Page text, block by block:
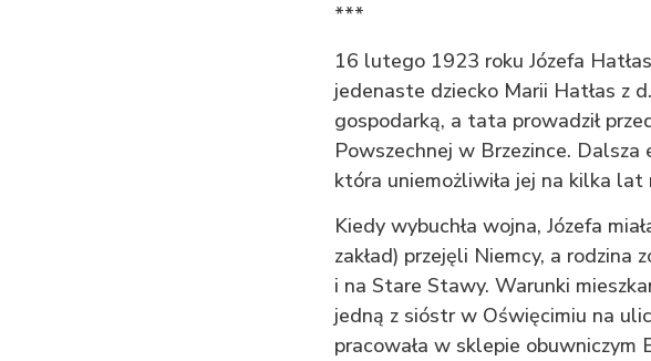
***
16 lutego 1923 roku Józefa
jedenaste dziecko Marii Hatłas z
gospodarką, a tata prowadził
Powszechnej w Brzezince. Dalsza
która uniemożliwiła jej na kilka
Kiedy wybuchła wojna, Józefa
zakład) przejęli Niemcy, a
i na Stare Stawy. Warunki
jedną z sióstr w Oświęcimiu na
pracowała w sklepie obuwniczym